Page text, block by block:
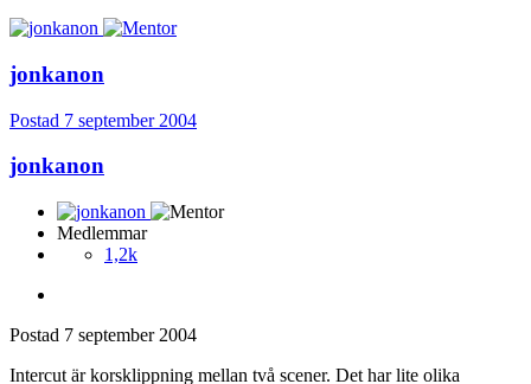
jonkanon
Postad 7 september 2004
jonkanon
Medlemmar
1,2k
Postad 7 september 2004
Intercut är korsklippning mellan två scener. Det har lite olika